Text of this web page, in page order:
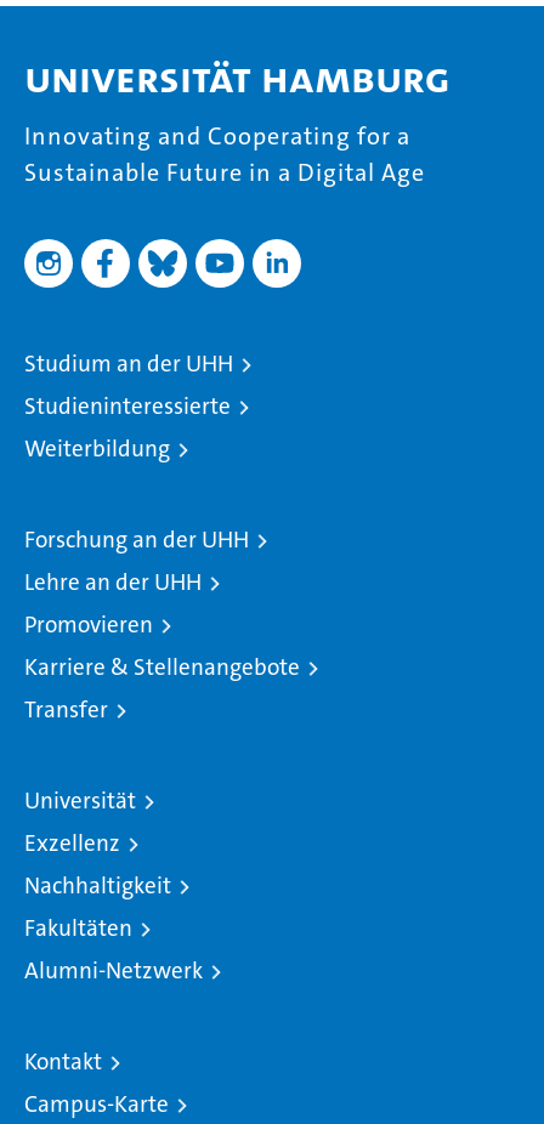
Universität Hamburg
Innovating and Cooperating for a
Sustainable Future in a Digital Age
Studium an der UHH
Studieninteressierte
Weiterbildung
Forschung an der UHH
Lehre an der UHH
Promovieren
Karriere & Stellenangebote
Transfer
Universität
Exzellenz
Nachhaltigkeit
Fakultäten
Alumni-Netzwerk
Kontakt
Campus-Karte